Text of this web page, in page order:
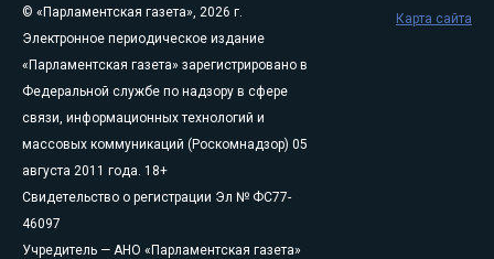
© «Парламентская газета», 2026 г.
Электронное периодическое издание
«Парламентская газета» зарегистрировано в
Федеральной службе по надзору в сфере
связи, информационных технологий и
массовых коммуникаций (Роскомнадзор) 05
августа 2011 года. 18+
Свидетельство о регистрации Эл № ФС77-
46097
Учредитель — АНО «Парламентская газета»
Карта сайта